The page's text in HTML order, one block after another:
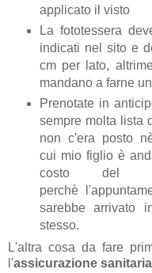
applicato il visto
La fototessera
indicati nel sito e
cm per lato,
mandano a farne
Prenotate in
sempre molta lista
non c'era posto
cui mio figlio è
costo del
perchè
sarebbe arrivato
stesso.
L'altra cosa da fare
l'assicurazione sanitaria